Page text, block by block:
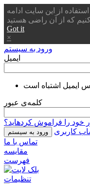
از این سایت ادامه
Got it
×
ورود به سیستم
ایمیل
ایمیل اشتباه است
کلمه‌ی عبور
خود را فراموش کردهاید؟
ورود به سیستم
کاربری
تماس با ما
مقایسه
فهرست
تنظیمات